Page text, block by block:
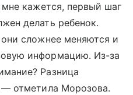
кажется, первый шаг
делать ребенок.
сложнее меняются и
информацию. Из-за
Разница
отметила Морозова.